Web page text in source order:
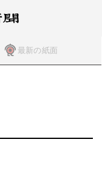
最新の紙面